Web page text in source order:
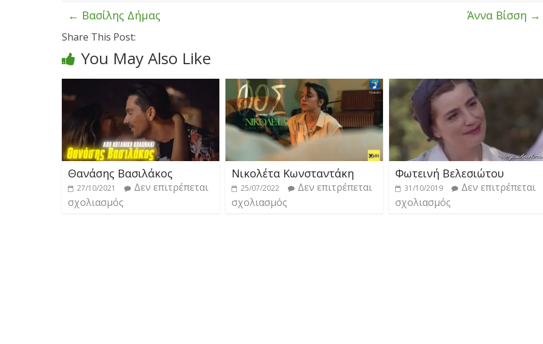
← Βασίλης Δήμας Άννα Βίσση →
Share This Post:
You May Also Like
Θανάσης Βασιλάκος
27/10/2021
Δεν επιτρέπεται
σχολιασμός
Νικολέτα Κωνσταντάκη
25/07/2022
Δεν επιτρέπεται
σχολιασμός
Φωτεινή Βελεσιώτου
31/10/2019
Δεν επιτρέπεται
σχολιασμός